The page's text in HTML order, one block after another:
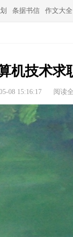
条据书信 作文大全
机技术求
08 15:16:17 阅读